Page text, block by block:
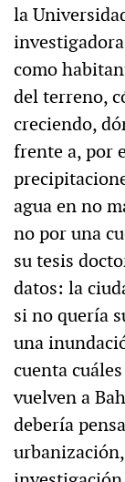
la
como
del terreno,
creciendo,
frente a, por
agua en no
no por una
su tesis
datos: la
si no quería
una
cuenta
vuelven a
debería